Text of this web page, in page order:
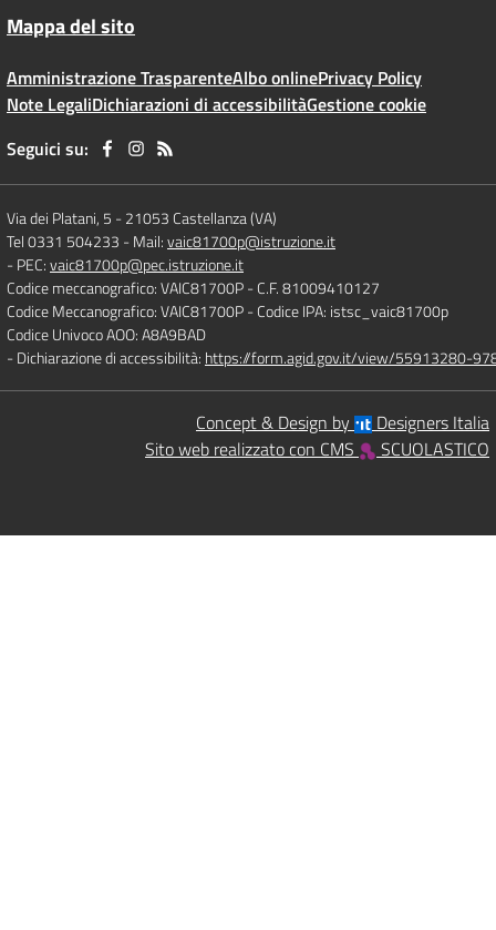
Mappa del sito
Amministrazione TrasparenteAlbo onlinePrivacy Policy
Note LegaliDichiarazioni di accessibilitàGestione cookie
Seguici su:
Via dei Platani, 5 -21053 Castellanza (VA)
Tel 0331 504233 - Mail:vaic81700p@istruzione.it
- PEC:vaic81700p@pec.istruzione.it
Codice meccanografico: VAIC81700P- C.F. 81009410127
Codice Meccanografico: VAIC81700P- Codice IPA: istsc_vaic81700p
Codice Univoco AOO: A8A9BAD
- Dichiarazione di accessibilità: https://form.agid.gov.it/view/55913280-
Concept & Design by
Designers Italia
Sito web realizzato con CMS
SCUOLASTICO